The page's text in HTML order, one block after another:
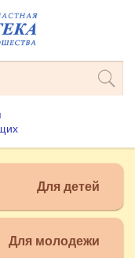
Для детей
Для молодежи